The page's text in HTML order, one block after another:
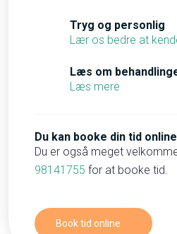
​Tryg og personlig
Lær os bedre at
​Læs om
Læs mere
Du kan booke din tid
Du er også meget
98141755 for at booke tid.
Book tid online​